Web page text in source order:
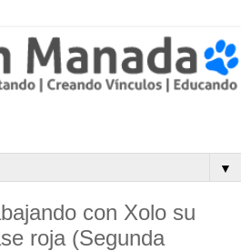
▼
con Xolo su
roja (Segunda